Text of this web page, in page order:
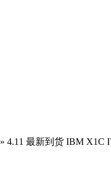
» 4.11 最新到货 IBM X1C